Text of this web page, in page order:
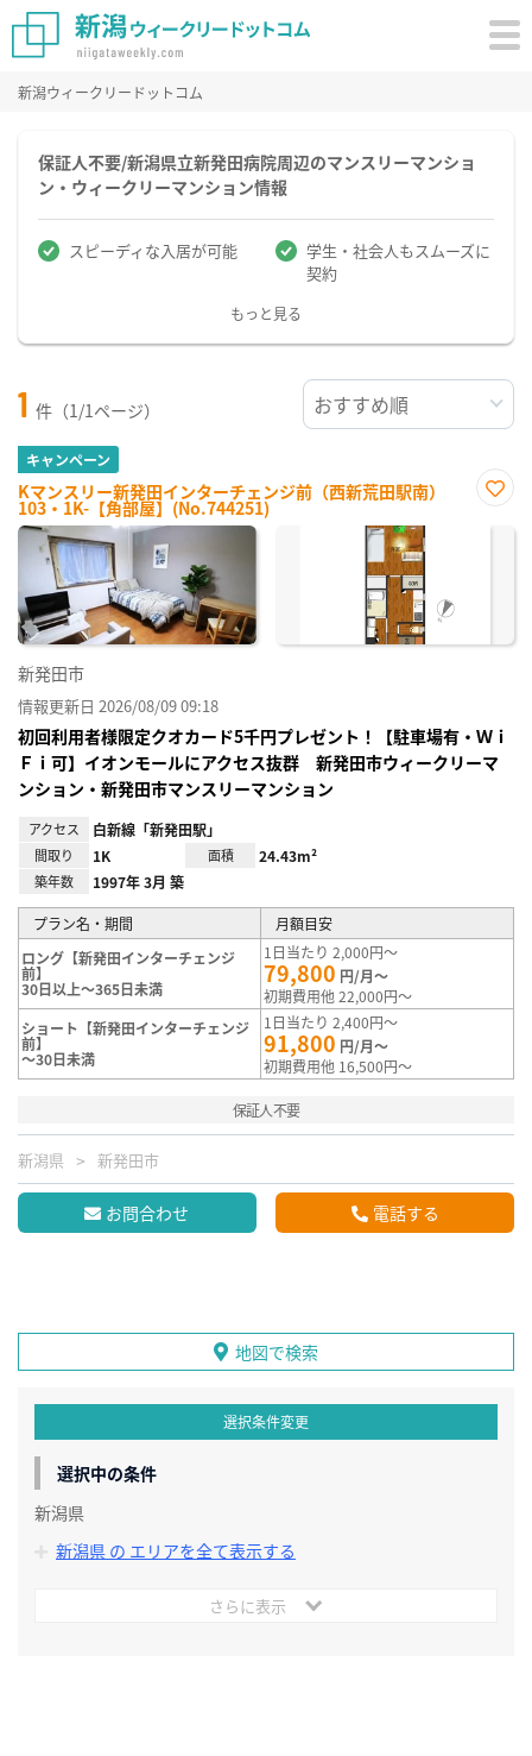
新潟ウィークリードットコム
保証人不要/新潟県立新発田病院周辺のマンスリーマンショ
ン・ウィークリーマンション情報
スピーディな入居が可能
学生・社会人もスムーズに
契約
もっと見る
1 件（1/1ページ）
キャンペーン
Kマンスリー新発田インターチェンジ前（西新荒田駅南）
103・1K-【角部屋】(No.744251)
に入
新発田市
情報更新日 2026/08/09 09:18
初回利用者様限定クオカード5千円プレゼント！【駐車場有・Ｗｉ
Ｆｉ可】イオンモールにアクセス抜群 新発田市ウィークリーマ
ンション・新発田市マンスリーマンション
アクセス 白新線「新発田駅」
間取り 1K 面積 24.43m²
築年数 1997年 3月 築
プラン名・期間
月額目安
ロング【新発田インターチェンジ
前】
30日以上～365日未満
1日当たり 2,000円～
79,800 円/月～
初期費用他 22,000円～
ショート【新発田インターチェンジ
前】
～30日未満
1日当たり 2,400円～
91,800 円/月～
初期費用他 16,500円～
保証人不要
新潟県 新発田市
お問合わせ 電話する
地図で検索
選択条件変更
選択中の条件
新潟県
新潟県 の エリアを全て表示する
さらに表示